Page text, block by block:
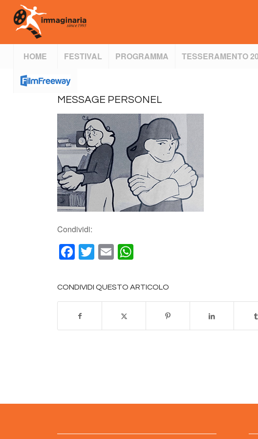
HOME FESTIVAL PROGRAMMA TESSERAMENTO
MESSAGE PERSONEL
Condividi:
Facebook
Twitter
Email
CONDIVIDI QUESTO ARTICOLO